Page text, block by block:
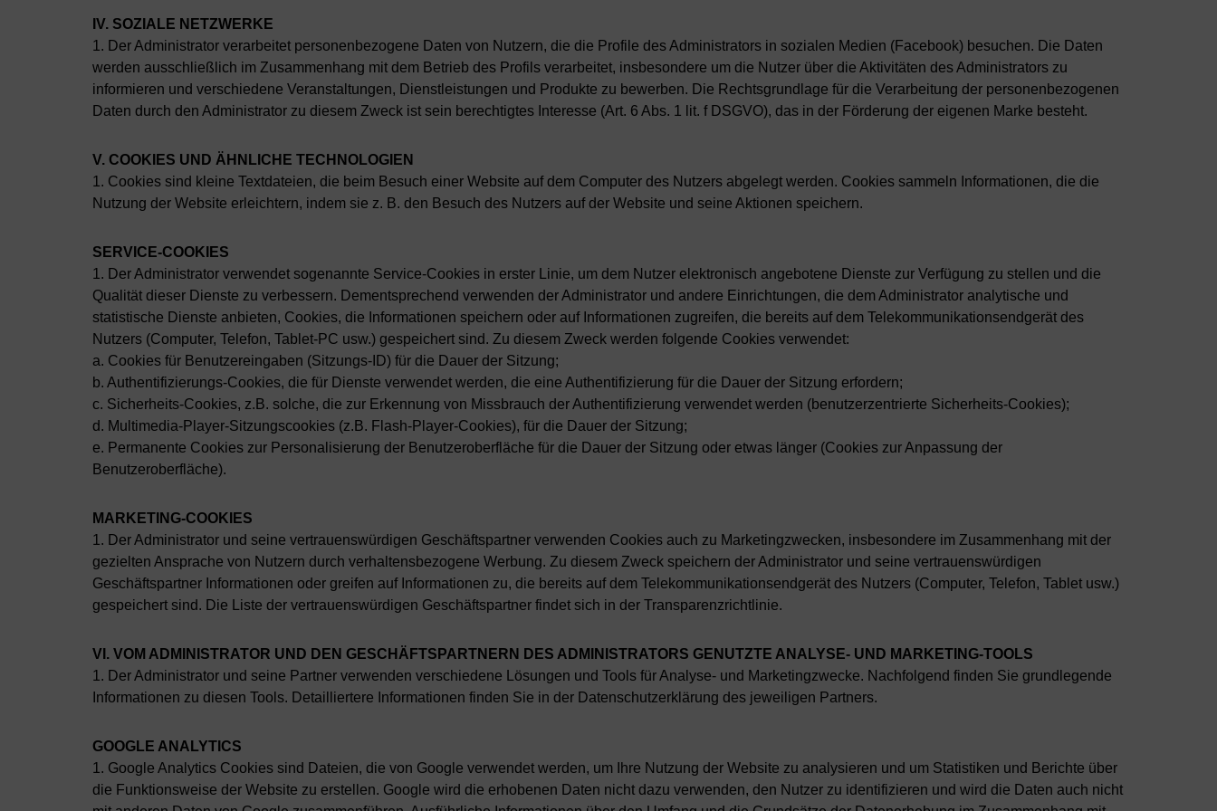
IV. SOZIALE NETZWERKE
1. Der Administrator verarbeitet personenbezogene Daten von Nutzern, die die Profile des Administrators in sozialen Medien (Facebook) besuchen. Die Daten
werden ausschließlich im Zusammenhang mit dem Betrieb des Profils verarbeitet, insbesondere um die Nutzer über die Aktivitäten des Administrators zu
informieren und verschiedene Veranstaltungen, Dienstleistungen und Produkte zu bewerben. Die Rechtsgrundlage für die Verarbeitung der personenbezogenen
Daten durch den Administrator zu diesem Zweck ist sein berechtigtes Interesse (Art. 6 Abs. 1 lit. f DSGVO), das in der Förderung der eigenen Marke besteht.
V. COOKIES UND ÄHNLICHE TECHNOLOGIEN
1. Cookies sind kleine Textdateien, die beim Besuch einer Website auf dem Computer des Nutzers abgelegt werden. Cookies sammeln Informationen, die die
Nutzung der Website erleichtern, indem sie z. B. den Besuch des Nutzers auf der Website und seine Aktionen speichern.
SERVICE-COOKIES
1. Der Administrator verwendet sogenannte Service-Cookies in erster Linie, um dem Nutzer elektronisch angebotene Dienste zur Verfügung zu stellen und die
Qualität dieser Dienste zu verbessern. Dementsprechend verwenden der Administrator und andere Einrichtungen, die dem Administrator analytische und
statistische Dienste anbieten, Cookies, die Informationen speichern oder auf Informationen zugreifen, die bereits auf dem Telekommunikationsendgerät des
Nutzers (Computer, Telefon, Tablet-PC usw.) gespeichert sind. Zu diesem Zweck werden folgende Cookies verwendet:
a. Cookies für Benutzereingaben (Sitzungs-ID) für die Dauer der Sitzung;
b. Authentifizierungs-Cookies, die für Dienste verwendet werden, die eine Authentifizierung für die Dauer der Sitzung erfordern;
c. Sicherheits-Cookies, z.B. solche, die zur Erkennung von Missbrauch der Authentifizierung verwendet werden (benutzerzentrierte Sicherheits-Cookies);
d. Multimedia-Player-Sitzungscookies (z.B. Flash-Player-Cookies), für die Dauer der Sitzung;
e. Permanente Cookies zur Personalisierung der Benutzeroberfläche für die Dauer der Sitzung oder etwas länger (Cookies zur Anpassung der
Benutzeroberfläche).
MARKETING-COOKIES
1. Der Administrator und seine vertrauenswürdigen Geschäftspartner verwenden Cookies auch zu Marketingzwecken, insbesondere im Zusammenhang mit der
gezielten Ansprache von Nutzern durch verhaltensbezogene Werbung. Zu diesem Zweck speichern der Administrator und seine vertrauenswürdigen
Geschäftspartner Informationen oder greifen auf Informationen zu, die bereits auf dem Telekommunikationsendgerät des Nutzers (Computer, Telefon, Tablet usw.)
gespeichert sind. Die Liste der vertrauenswürdigen Geschäftspartner findet sich in der Transparenzrichtlinie.
VI. VOM ADMINISTRATOR UND DEN GESCHÄFTSPARTNERN DES ADMINISTRATORS GENUTZTE ANALYSE- UND MARKETING-TOOLS
1. Der Administrator und seine Partner verwenden verschiedene Lösungen und Tools für Analyse- und Marketingzwecke. Nachfolgend finden Sie grundlegende
Informationen zu diesen Tools. Detailliertere Informationen finden Sie in der Datenschutzerklärung des jeweiligen Partners.
GOOGLE ANALYTICS
1. Google Analytics Cookies sind Dateien, die von Google verwendet werden, um Ihre Nutzung der Website zu analysieren und um Statistiken und Berichte über
die Funktionsweise der Website zu erstellen. Google wird die erhobenen Daten nicht dazu verwenden, den Nutzer zu identifizieren und wird die Daten auch nicht